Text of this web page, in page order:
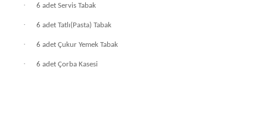
· 6 adet Servis Tabak
· 6 adet Tatlı(Pasta) Tabak
· 6 adet Çukur Yemek Tabak
· 6 adet Çorba Kasesi